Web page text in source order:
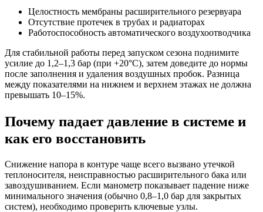
Целостность мембраны расширительного резервуара
Отсутствие протечек в трубах и радиаторах
Работоспособность автоматического воздухоотводчика
Для стабильной работы перед запуском сезона поднимите
усилие до 1,2–1,3 бар (при +20°C), затем доведите до нормы
после заполнения и удаления воздушных пробок. Разница
между показателями на нижнем и верхнем этажах не должна
превышать 10–15%.
Почему падает давление в системе и
как его восстановить
Снижение напора в контуре чаще всего вызвано утечкой
теплоносителя, неисправностью расширительного бака или
завоздушиванием. Если манометр показывает падение ниже
минимального значения (обычно 0,8–1,0 бар для закрытых
систем), необходимо проверить ключевые узлы.